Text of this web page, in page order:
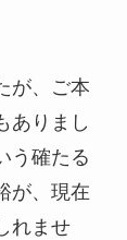
が、ご本
ありまし
う確たる
が、現在
れませ